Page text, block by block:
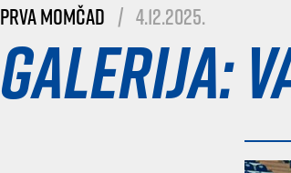
Prva momčad | 4.12.2025.
Galerija: